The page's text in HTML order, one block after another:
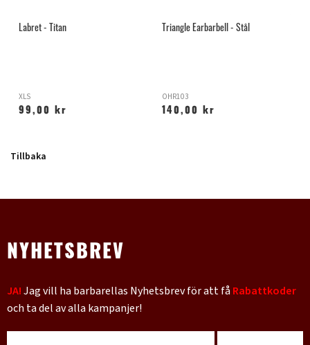
Labret - Titan
XLS
99,00 kr
Triangle Earbarbell - Stål
OHR103
140,00 kr
Tillbaka
NYHETSBREV
JA!Jag vill ha barbarellas Nyhetsbrev för att fåRabattkoder
och ta del av alla kampanjer!